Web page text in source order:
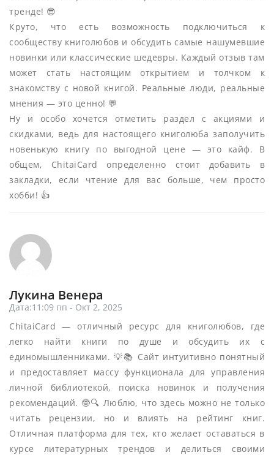
тренде! 😎
Круто, что есть возможность подключиться к
сообществу книголюбов и обсудить самые нашумевшие
новинки или классические шедевры. Каждый отзыв там
может стать настоящим открытием и толчком к
знакомству с новой книгой. Реальные люди, реальные
мнения — это ценно! 💬
Ну и особо хочется отметить раздел с акциями и
скидками, ведь для настоящего книголюба заполучить
новенькую книгу по выгодной цене — это кайф. В
общем, ChitaiCard определенно стоит добавить в
закладки, если чтение для вас больше, чем просто
хобби! 👍
Лукина Венера
Дата:11:09 пп - Окт 2, 2025
ChitaiCard — отличный ресурс для книголюбов, где
легко найти книги по душе и обсудить их с
единомышленниками. 💡📚 Сайт интуитивно понятный
и предоставляет массу функционала для управления
личной библиотекой, поиска новинок и получения
рекомендаций. 🤓🔍 Люблю, что здесь можно не только
читать рецензии, но и влиять на рейтинг книг.
Отличная платформа для тех, кто желает оставаться в
курсе литературных трендов и делиться своими